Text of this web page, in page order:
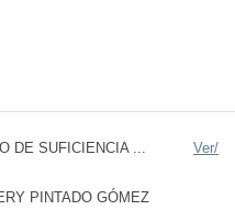
DE SUFICIENCIA ...
PINTADO GÓMEZ
Ver/